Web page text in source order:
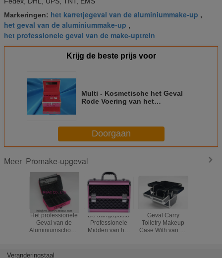
Markeringen: het karretjegeval van de aluminiummake-up ,
het geval van de aluminiummake-up ,
het professionele geval van de make-uptrein
Krijg de beste prijs voor
Multi - Kosmetische het Geval
Rode Voering van het
Doorgaan
Meer Promake-upgeval
Het professionele
Geval van de
Aluminiumschoonheid
De aangepaste
Professionele
Midden van het
Geval Carry
Toiletry Makeup
Case With van de
Veranderingstaal